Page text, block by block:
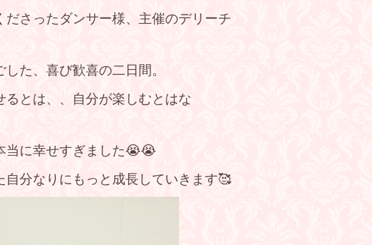
さったダンサー様、主催のデリーチ
た、喜び歓喜の二日間。
とは、、自分が楽しむとはな
当に幸せすぎました😭😭
分なりにもっと成長していきます🥰